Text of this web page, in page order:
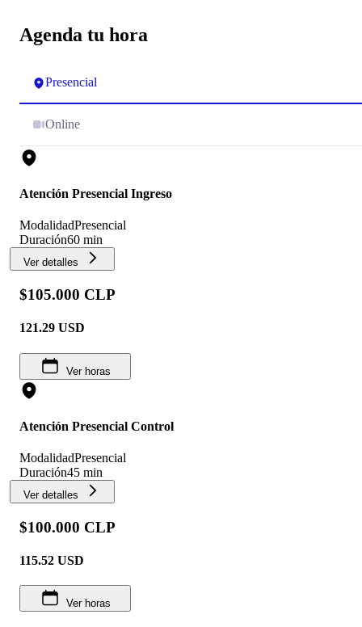
Agenda tu hora
Presencial
Online
Atención Presencial Ingreso
ModalidadPresencial
Duración60 min
Ver detalles
$105.000 CLP
121.29 USD
Ver horas
Atención Presencial Control
ModalidadPresencial
Duración45 min
Ver detalles
$100.000 CLP
115.52 USD
Ver horas